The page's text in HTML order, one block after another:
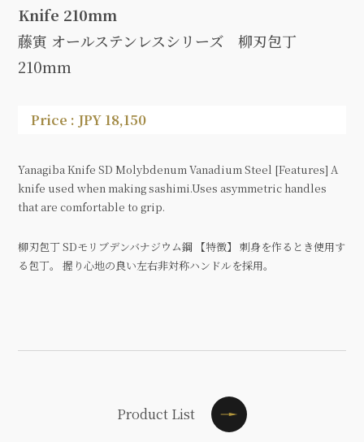
Knife 210mm
藤寅 オールステンレスシリーズ 柳刃包丁
210mm
Price : JPY 18,150
Yanagiba Knife SD Molybdenum Vanadium Steel [Features] A
knife used when making sashimi.Uses asymmetric handles
that are comfortable to grip.
柳刃包丁 SDモリブデンバナジウム鋼 【特徴】 刺身を作るとき使用す
る包丁。 握り心地の良い左右非対称ハンドルを採用。
Product List